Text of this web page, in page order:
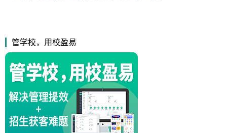
管学校，用校盈易